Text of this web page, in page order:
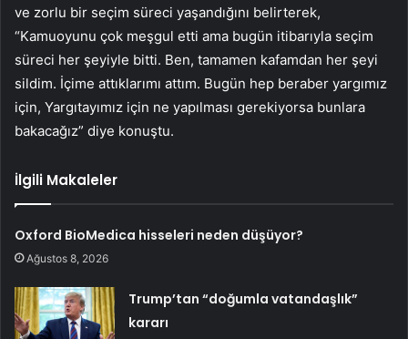
ve zorlu bir seçim süreci yaşandığını belirterek,
“Kamuoyunu çok meşgul etti ama bugün itibarıyla seçim
süreci her şeyiyle bitti. Ben, tamamen kafamdan her şeyi
sildim. İçime attıklarımı attım. Bugün hep beraber yargımız
için, Yargıtayımız için ne yapılması gerekiyorsa bunlara
bakacağız” diye konuştu.
İlgili Makaleler
Oxford BioMedica hisseleri neden düşüyor?
Ağustos 8, 2026
Trump’tan “doğumla vatandaşlık”
kararı